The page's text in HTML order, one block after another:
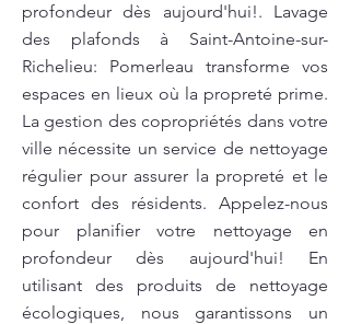
profondeur dès aujourd'hui!. Lavage
des plafonds à Saint-Antoine-sur-
Richelieu: Pomerleau transforme vos
espaces en lieux où la propreté prime.
La gestion des copropriétés dans votre
ville nécessite un service de nettoyage
régulier pour assurer la propreté et le
confort des résidents. Appelez-nous
pour planifier votre nettoyage en
profondeur dès aujourd'hui! En
utilisant des produits de nettoyage
écologiques, nous garantissons un